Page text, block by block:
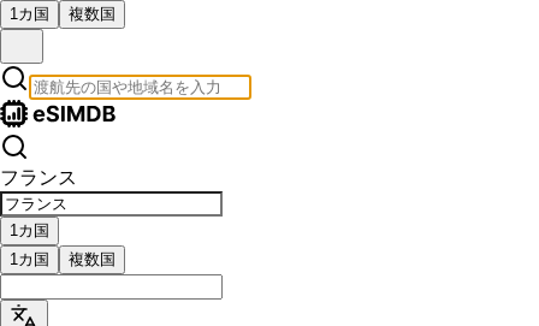
1カ国 複数国
フランス
1カ国
1カ国
複数国